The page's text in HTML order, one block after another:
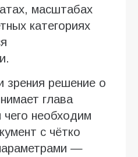
масштабах
категориях
зрения решение о
глава
чего необходим
с чётко
—